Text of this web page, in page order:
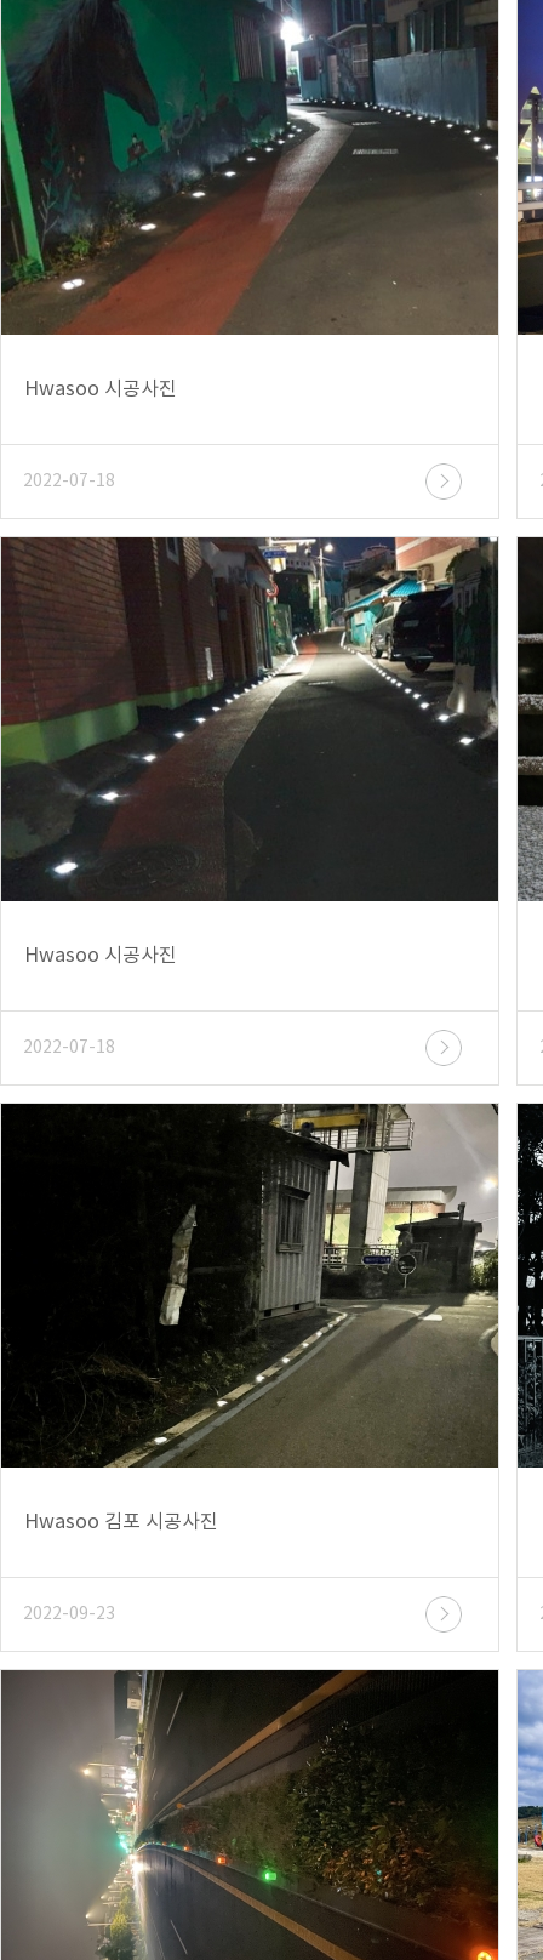
Hwasoo 시공사진
2022-07-18
Hwasoo 시공사진
2022-07-18
Hwasoo 김포 시공사진
2022-09-23